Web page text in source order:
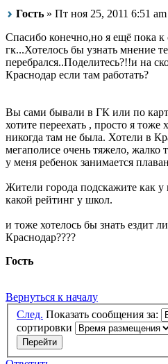
Гость » Пт ноя 25, 2011 6:51 am
Cпасибо конечно,но я ещё пока
гк...Хотелось бы узнать мнение
перебрался..Поделитесь?!!и на
Краснодар если там работать?
Вы сами бывали в ГК или по
хотите переехать , просто я тоже
никогда там не была. Хотели в
мегаполисе очень тяжело, жалко
у меня ребенок занимается
Жители города подскажите как у
какой рейтинг у школ.
и тоже хотелось бы знать ездит
Краснодар????
Гость
Вернуться к началу
След. Показать сообщения за:
сортировки